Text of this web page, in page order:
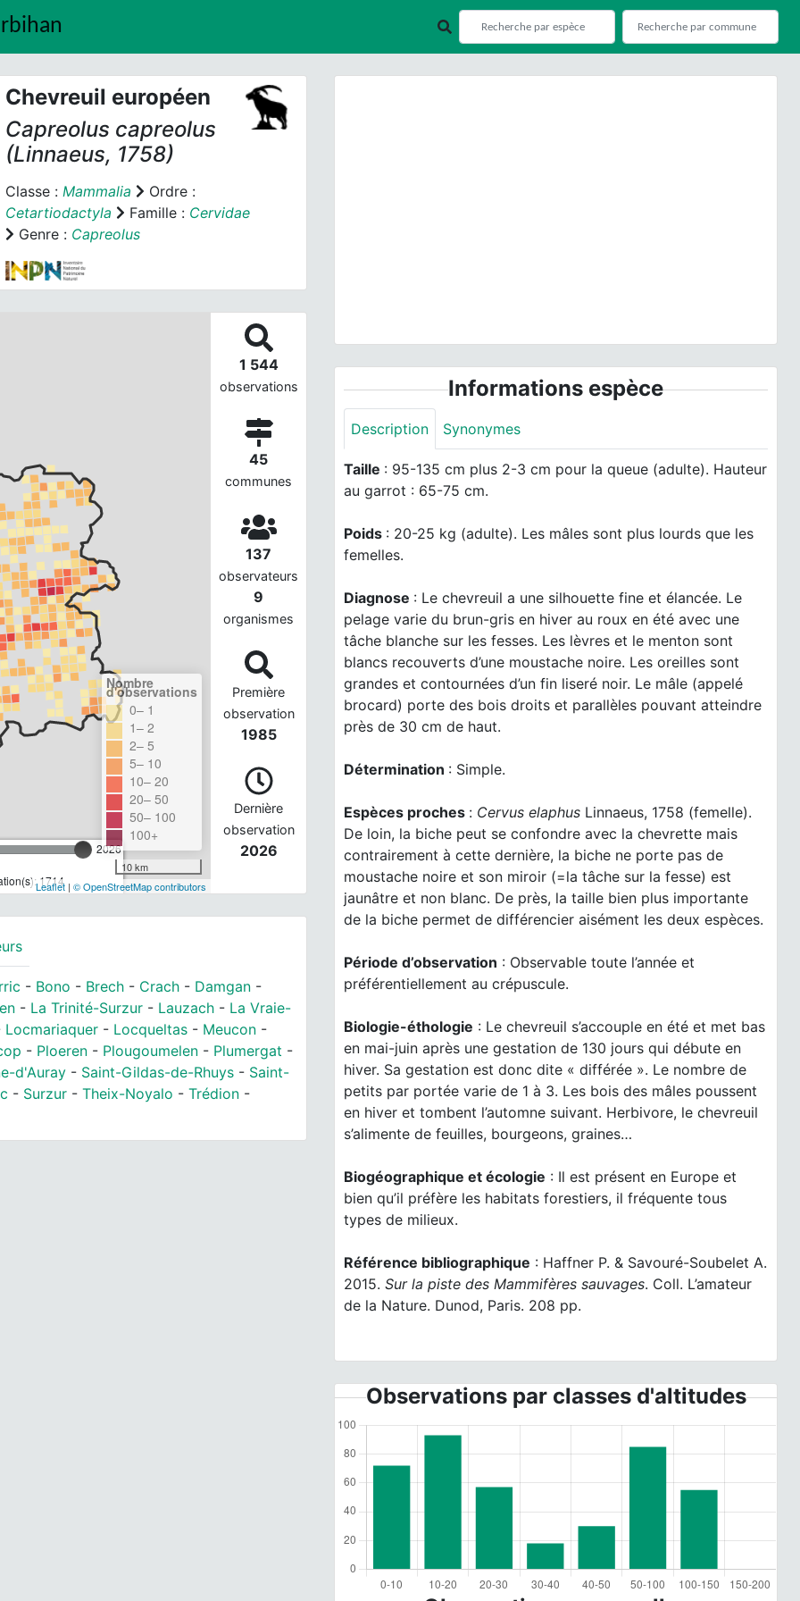
Chevreuil européen
Capreolus capreolus
(Linnaeus, 1758)
Classe : Mammalia
Ordre :
Cetartiodactyla
Famille : Cervidae
Genre : Capreolus
2026
1714
Nombre
d'observations
0– 1
1– 2
2– 5
5– 10
10– 20
20– 50
50– 100
100+
10 km
Leaflet| © OpenStreetMap contributors
1 544
observations
45
communes
137
observateurs
9
organismes
Première
observation
1985
Dernière
observation
2026
- Bono - Brech - Crach - Damgan -
- La Trinité-Surzur - Lauzach - La Vraie-
Locmariaquer - Locqueltas - Meucon -
- Ploeren - Plougoumelen - Plumergat -
d'Auray - Saint-Gildas-de-Rhuys - Saint-
- Surzur - Theix-Noyalo - Trédion -
Informations espèce
Description Synonymes
Taille : 95-135 cm plus 2-3 cm pour la queue (adulte). Hauteur
au garrot : 65-75 cm.
Poids : 20-25 kg (adulte). Les mâles sont plus lourds que les
femelles.
Diagnose : Le chevreuil a une silhouette fine et élancée. Le
pelage varie du brun-gris en hiver au roux en été avec une
tâche blanche sur les fesses. Les lèvres et le menton sont
blancs recouverts d’une moustache noire. Les oreilles sont
grandes et contournées d’un fin liseré noir. Le mâle (appelé
brocard) porte des bois droits et parallèles pouvant atteindre
près de 30 cm de haut.
Détermination : Simple.
Espèces proches : Cervus elaphus Linnaeus, 1758 (femelle).
De loin, la biche peut se confondre avec la chevrette mais
contrairement à cette dernière, la biche ne porte pas de
moustache noire et son miroir (=la tâche sur la fesse) est
jaunâtre et non blanc. De près, la taille bien plus importante
de la biche permet de différencier aisément les deux espèces.
Période d’observation : Observable toute l’année et
préférentiellement au crépuscule.
Biologie-éthologie : Le chevreuil s’accouple en été et met bas
en mai-juin après une gestation de 130 jours qui débute en
hiver. Sa gestation est donc dite « différée ». Le nombre de
petits par portée varie de 1 à 3. Les bois des mâles poussent
en hiver et tombent l’automne suivant. Herbivore, le chevreuil
s’alimente de feuilles, bourgeons, graines…
Biogéographique et écologie : Il est présent en Europe et
bien qu’il préfère les habitats forestiers, il fréquente tous
types de milieux.
Référence bibliographique : Haffner P. & Savouré-Soubelet A.
2015.Sur la piste des Mammifères sauvages. Coll. L’amateur
de la Nature. Dunod, Paris. 208 pp.
Observations par classes d'altitudes